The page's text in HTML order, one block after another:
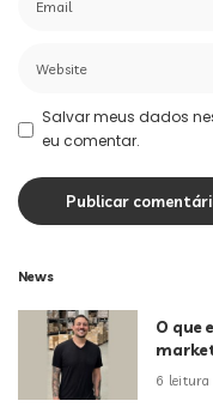
Salvar meus dados
eu comentar.
News
O que
6